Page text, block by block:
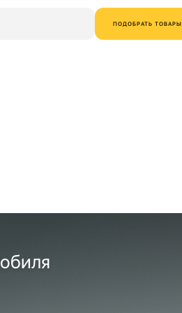
ПОДОБРАТЬ ТОВАРЫ